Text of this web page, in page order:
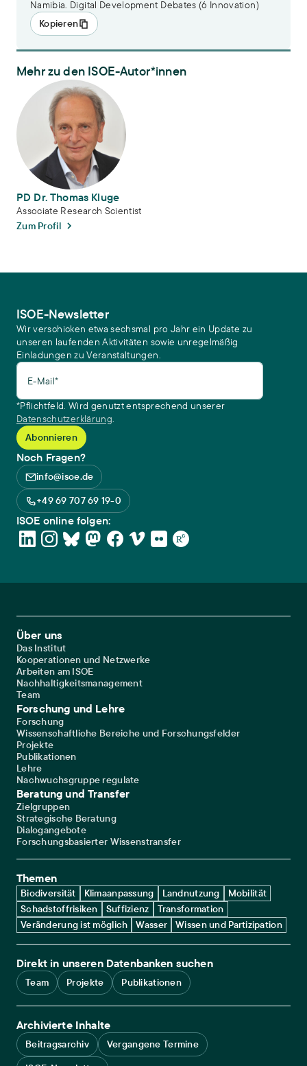
Namibia. Digital Development Debates (6 Innovation)
Kopieren
Mehr zu den ISOE-Autor*innen
PD Dr. Thomas Kluge
PD Dr. Thomas Kluge
Associate Research Scientist
Zum Profil
ISOE-Newsletter
Wir verschicken etwa sechsmal pro Jahr ein Update zu
unseren laufenden Aktivitäten sowie unregelmäßig
Einladungen zu Veranstaltungen.
E-Mail*
*Pflichtfeld. Wird genutzt entsprechend unserer
Datenschutzerklärung.
Noch Fragen?
info@isoe.de
+49 69 707 69 19-0
ISOE online folgen:
Footer Main Navigation
Über uns
Das Institut
Kooperationen und Netzwerke
Arbeiten am ISOE
Nachhaltigkeitsmanagement
Team
Forschung und Lehre
Forschung
Wissenschaftliche Bereiche und Forschungsfelder
Projekte
Publikationen
Lehre
Nachwuchsgruppe regulate
Beratung und Transfer
Zielgruppen
Strategische Beratung
Dialogangebote
Forschungsbasierter Wissenstransfer
Themen
Biodiversität Klimaanpassung Landnutzung
Mobilität
Schadstoffrisiken
Suffizienz
Transformation
Veränderung ist möglich
Wasser Wissen und Partizipation
Direkt in unseren Datenbanken suchen
Team Projekte Publikationen
Archivierte Inhalte
Beitragsarchiv
Vergangene Termine